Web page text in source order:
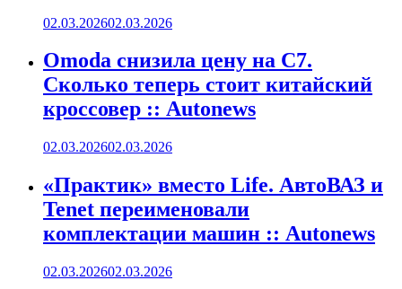
02.03.202602.03.2026
Omoda снизила цену на C7.
Сколько теперь стоит китайский
кроссовер :: Autonews
02.03.202602.03.2026
«Практик» вместо Life. АвтоВАЗ и
Tenet переименовали
комплектации машин :: Autonews
02.03.202602.03.2026